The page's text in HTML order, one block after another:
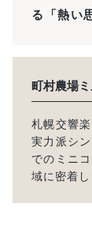
る「熱い
町村農場
札幌交響
実力派シ
でのミニ
域に密着